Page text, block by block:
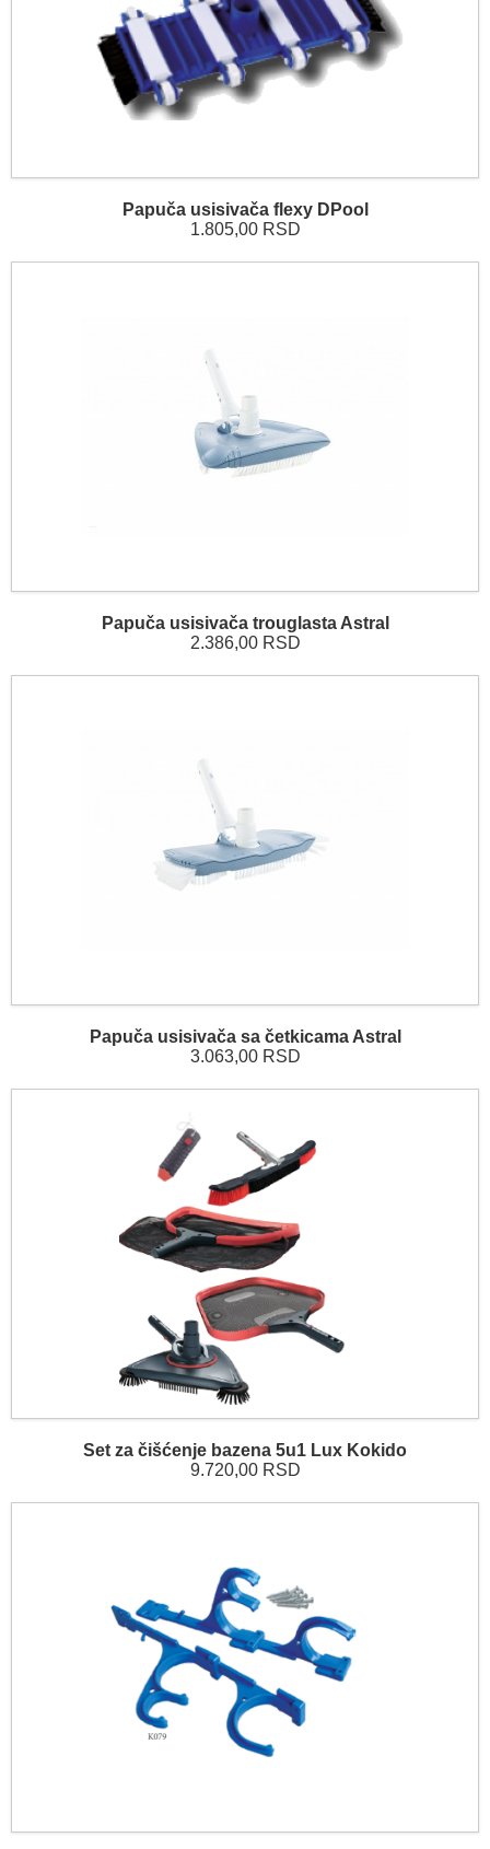
Papuča usisivača flexy DPool
1.805,00 RSD
Papuča usisivača trouglasta Astral
2.386,00 RSD
Papuča usisivača sa četkicama Astral
3.063,00 RSD
Set za čišćenje bazena 5u1 Lux Kokido
9.720,00 RSD